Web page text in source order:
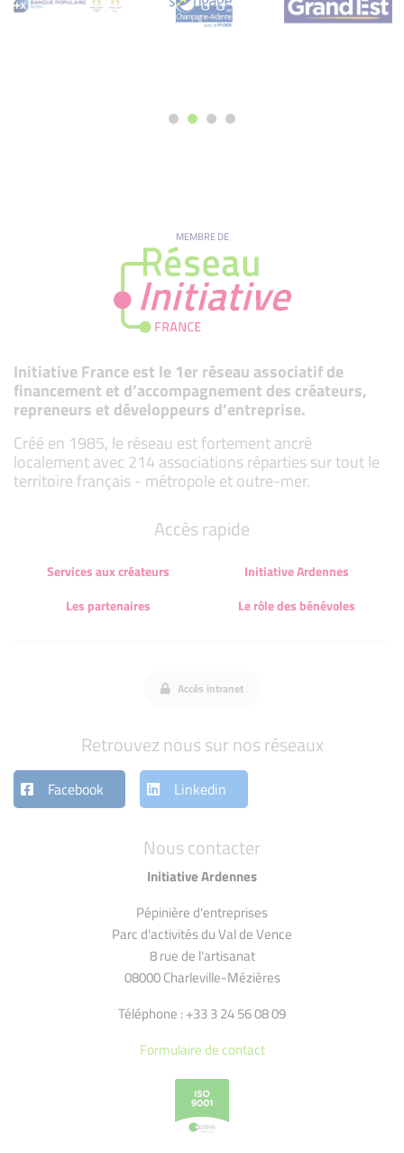
MEMBRE DE
Initiative France est le 1er réseau associatif de
financement et d’accompagnement des créateurs,
repreneurs et développeurs d’entreprise.
Créé en 1985, le réseau est fortement ancré
localement avec 214 associations réparties sur tout le
territoire français - métropole et outre-mer.
Nous contacter
Initiative Ardennes
Pépinière d'entreprises
Parc d'activités du Val de Vence
8 rue de l'artisanat
08000 Charleville-Mézières
Téléphone : +33 3 24 56 08 09
Formulaire de contact
Accès rapide
Services aux créateurs
Initiative Ardennes
Les partenaires
Le rôle des bénévoles
Accès intranet
Retrouvez nous sur nos réseaux
Facebook Linkedin